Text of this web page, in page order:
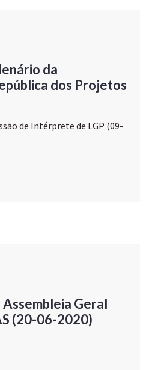
da
dos Projetos
de Intérprete de LGP (09-
Geral
(20-06-2020)